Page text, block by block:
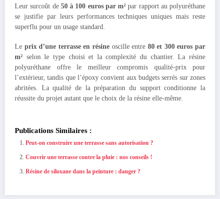
Leur surcoût de 50 à 100 euros par m² par rapport au polyuréthane
se justifie par leurs performances techniques uniques mais reste
superflu pour un usage standard.
Le prix d’une terrasse en résineoscille entre 80 et 300 euros par
m² selon le type choisi et la complexité du chantier. La résine
polyuréthane offre le meilleur compromis qualité-prix pour
l’extérieur, tandis que l’époxy convient aux budgets serrés sur zones
abritées. La qualité de la préparation du support conditionne la
réussite du projet autant que le choix de la résine elle-même.
Publications Similaires :
Peut-on construire une terrasse sans autorisation ?
Couvrir une terrasse contre la pluie : nos conseils !
Résine de siloxane dans la peinture : danger ?